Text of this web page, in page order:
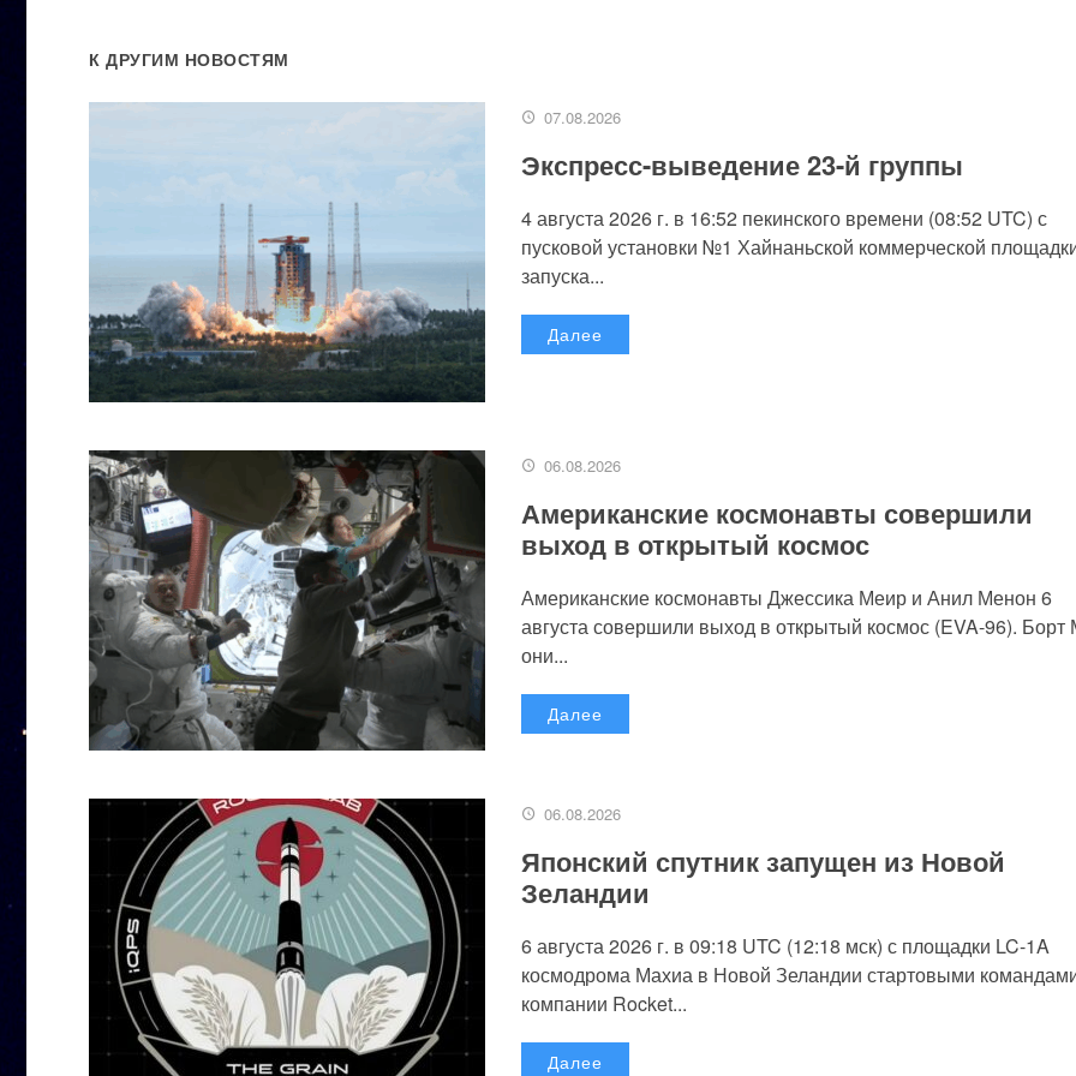
К ДРУГИМ НОВОСТЯМ
07.08.2026
Экспресс-выведение 23-й группы
4 августа 2026 г. в 16:52 пекинского времени (08:52 UTC) с
пусковой установки №1 Хайнаньской коммерческой
запуска...
Далее
06.08.2026
Американские космонавты совершили
выход в открытый космос
Американские космонавты Джессика Меир и Анил Менон 6
августа совершили выход в открытый космос (EVA-96).
они...
Далее
06.08.2026
Японский спутник запущен из Новой
Зеландии
6 августа 2026 г. в 09:18 UTC (12:18 мск) с площадки LC-1A
космодрома Махиа в Новой Зеландии стартовыми
компании Rocket...
Далее